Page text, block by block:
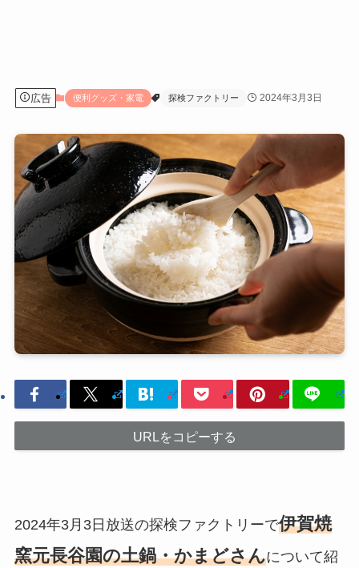
広告 便利グッズ・家電 探検ファクトリー 2024年3月3日
URLをコピーする
2024年3月3日放送の探検ファクトリーで伊賀焼
窯元長谷園の土鍋・かまどさんについて紹